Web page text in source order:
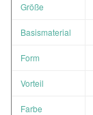
Größe
Basismaterial
Form
Vorteil
Farbe